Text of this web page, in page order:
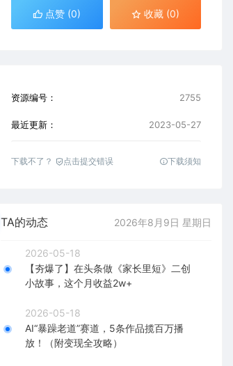
点赞 (0) 收藏 (0)
资源编号： 2755
最近更新： 2023-05-27
下载不了？ 点击提交错误 下载须知
TA的动态 2026年8月9日 星期日
2026-05-18
【夯爆了】在头条做《家长里短》二创
小故事，这个月收益2w+
2026-05-18
AI“暴躁老道”赛道，5条作品揽百万播
放！（附变现全攻略）